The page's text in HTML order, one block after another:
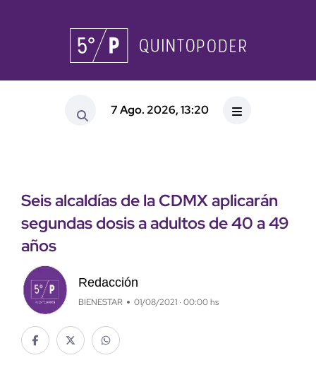
7 Ago. 2026, 13:20
Seis alcaldías de la CDMX aplicarán
segundas dosis a adultos de 40 a 49
años
Redacción
BIENESTAR 01/08/2021 · 00:00 hs